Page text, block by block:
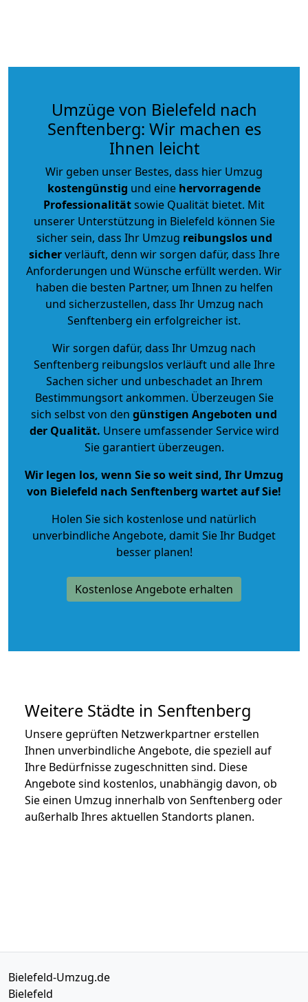
Umzüge von Bielefeld nach
Senftenberg: Wir machen es
Ihnen leicht
Wir geben unser Bestes, dass hier Umzug
kostengünstig und eine hervorragende
Professionalitätsowie Qualität bietet. Mit
unserer Unterstützung in Bielefeld können Sie
sicher sein, dass Ihr Umzug reibungslos und
sicherverläuft, denn wir sorgen dafür, dass Ihre
Anforderungen und Wünsche erfüllt werden. Wir
haben die besten Partner, um Ihnen zu helfen
und sicherzustellen, dass Ihr Umzug nach
Senftenberg ein erfolgreicher ist.
Wir sorgen dafür, dass Ihr Umzug nach
Senftenberg reibungslos verläuft und alle Ihre
Sachen sicher und unbeschadet an Ihrem
Bestimmungsort ankommen. Überzeugen Sie
sich selbst von den günstigen Angeboten und
der Qualität. Unsere umfassender Service wird
Sie garantiert überzeugen.
Wir legen los, wenn Sie so weit sind, Ihr Umzug
von Bielefeld nach Senftenberg wartet auf Sie!
Holen Sie sich kostenlose und natürlich
unverbindliche Angebote, damit Sie Ihr Budget
besser planen!
Kostenlose Angebote erhalten
Weitere Städte in Senftenberg
Unsere geprüften Netzwerkpartner erstellen
Ihnen unverbindliche Angebote, die speziell auf
Ihre Bedürfnisse zugeschnitten sind. Diese
Angebote sind kostenlos, unabhängig davon, ob
Sie einen Umzug innerhalb von Senftenberg oder
außerhalb Ihres aktuellen Standorts planen.
Bielefeld-Umzug.de
Bielefeld